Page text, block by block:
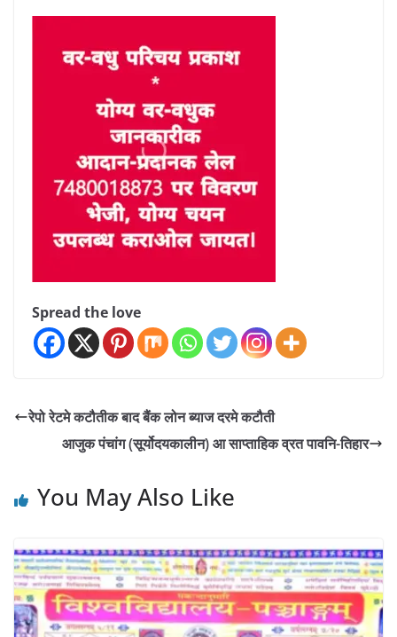
Spread the love
रेपो रेटमे कटौतीक बाद बैंक लोन ब्याज दरमे कटौती
आजुक पंचांग (सूर्योदयकालीन) आ साप्ताहिक व्रत पावनि-तिहार
You May Also Like